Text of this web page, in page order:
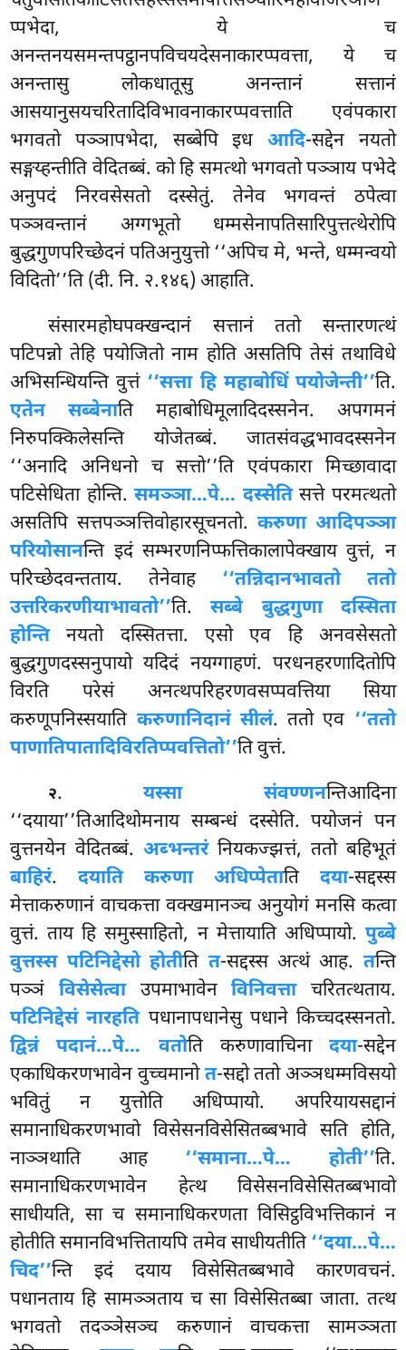
प्पभेदा, ये च
अनन्तनयसमन्तपट्ठानपविचयदेसनाकारप्पवत्ता, ये च
अनन्तासुलोकधातूसु अनन्तानं सत्तानं
आसयानुसयचरितादिविभावनाकारप्पवत्ताति एवंपकारा
भगवतो पञ्ञापभेदा, सब्बेपि इधआदि-सद्देन नयतो
सङ्गय्हन्तीति वेदितब्बं. को हि समत्थो भगवतो पञ्ञाय पभेदे
अनुपदं निरवसेसतो दस्सेतुं. तेनेव भगवन्तं ठपेत्वा
पञ्ञवन्तानं अग्गभूतो धम्मसेनापतिसारिपुत्तत्थेरोपि
बुद्धगुणपरिच्छेदनं पतिअनुयुत्तो ‘‘अपिच मे, भन्ते, धम्मन्वयो
विदितो’’ति (दी. नि. २.१४६) आहाति.
संसारमहोघपक्खन्दानं सत्तानं ततो सन्तारणत्थं
पटिपन्नो तेहि पयोजितो नाम होति असतिपि तेसं तथाविधे
अभिसन्धियन्ति वुत्तं ‘‘सत्ता हि महाबोधिं पयोजेन्ती’’ति.
एतेन सब्बेनाति महाबोधिमूलादिदस्सनेन. अपगमनं
निरुपक्किलेसन्ति योजेतब्बं. जातसंवद्धभावदस्सनेन
‘‘अनादि अनिधनो च सत्तो’’ति एवंपकारा मिच्छावादा
पटिसेधिता होन्ति.समञ्ञा…पे… दस्सेतिसत्ते परमत्थतो
असतिपि सत्तपञ्ञत्तिवोहारसूचनतो. करुणा आदिपञ्ञा
परियोसानन्ति इदं सम्भरणनिप्फत्तिकालापेक्खाय वुत्तं, न
परिच्छेदवन्तताय. तेनेवाह ‘‘तन्निदानभावतो ततो
उत्तरिकरणीयाभावतो’’ति.सब्बे बुद्धगुणा दस्सिता
होन्तिनयतो दस्सितत्ता. एसो एव हि अनवसेसतो
बुद्धगुणदस्सनुपायो यदिदं नयग्गाहणं. परधनहरणादितोपि
विरति परेसं अनत्थपरिहरणवसप्पवत्तिया सिया
करुणूपनिस्सयाति करुणानिदानं सीलं. ततो एव ‘‘ततो
पाणातिपातादिविरतिप्पवत्तितो’’ति वुत्तं.
२.यस्सा संवण्णनन्तिआदिना
‘‘दयाया’’तिआदिथोमनाय सम्बन्धं दस्सेति. पयोजनं पन
वुत्तनयेन वेदितब्बं.अब्भन्तरंनियकज्झत्तं, ततो बहिभूतं
बाहिरं.दयाति करुणा अधिप्पेताति दया-सद्दस्स
मेत्ताकरुणानं वाचकत्ता वक्खमानञ्च अनुयोगं मनसि कत्वा
वुत्तं. ताय हि समुस्साहितो, न मेत्तायाति अधिप्पायो. पुब्बे
वुत्तस्स पटिनिद्देसो होतीति त-सद्दस्स अत्थं आह. तन्ति
पञ्ञं विसेसेत्वाउपमाभावेनविनिवत्ताचरितत्थताय.
पटिनिद्देसं नारहतिपधानापधानेसु पधाने किच्चदस्सनतो.
द्विन्नं पदानं…पे… वतोति करुणावाचिना दया-सद्देन
एकाधिकरणभावेन वुच्चमानोत-सद्दो ततो अञ्ञधम्मविसयो
भवितुं न युत्तोति अधिप्पायो. अपरियायसद्दानं
समानाधिकरणभावो विसेसनविसेसितब्बभावे सति होति,
नाञ्ञथाति आह ‘‘समाना…पे… होती’’ति.
समानाधिकरणभावेन हेत्थ विसेसनविसेसितब्बभावो
साधीयति, सा च समानाधिकरणता विसिट्ठविभत्तिकानं न
होतीति समानविभत्तितायपि तमेव साधीयतीति‘‘दया…पे…
चिद’’न्ति इदं दयाय विसेसितब्बभावे कारणवचनं.
पधानताय हि सामञ्ञताय च सा विसेसितब्बा जाता. तत्थ
भगवतो तदञ्ञेसञ्च करुणानं वाचकत्ता सामञ्ञता